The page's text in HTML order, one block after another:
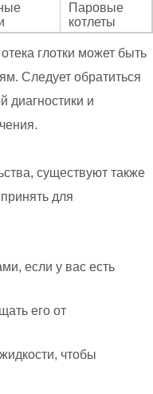
Паровые
котлеты
глотки может быть
Следует обратиться
диагностики и
существуют также
для
если у вас есть
его от
чтобы